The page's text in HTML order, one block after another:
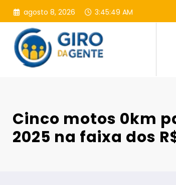
Pular
para
conteúdo
agosto 8, 2026 3:45:51 AM
Cinco motos 0km
2025 na faixa dos